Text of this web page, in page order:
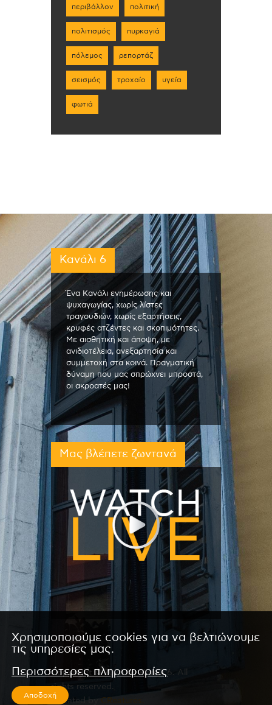
περιβάλλον πολιτική
πολιτισμός πυρκαγιά
πόλεμος ρεπορτάζ
σεισμός τροχαίο υγεία
φωτιά
Κανάλι 6
Ένα Κανάλι ενημέρωσης και
ψυχαγωγίας, χωρίς λίστες
τραγουδιών, χωρίς εξαρτήσεις,
κρυφές ατζέντες και σκοπιμότητες.
Με αισθητική και άποψη, με
ανιδιοτέλεια, ανεξαρτησία και
συμμετοχή στα κοινά. Πραγματική
δύναμη που μας σπρώχνει μπροστά,
οι ακροατές μας!
Μας βλέπετε ζωντανά
Copyright © 2026 by Kanali 6. All
rights reserved.
CReated by CReatures.
Χρησιμοποιούμε cookies για να βελτιώνουμε
τις υπηρεσίες μας.
Περισσότερες πληροφορίες
Αποδοχή